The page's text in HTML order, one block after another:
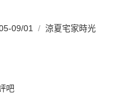
09/01 涼夏宅家時光
吧